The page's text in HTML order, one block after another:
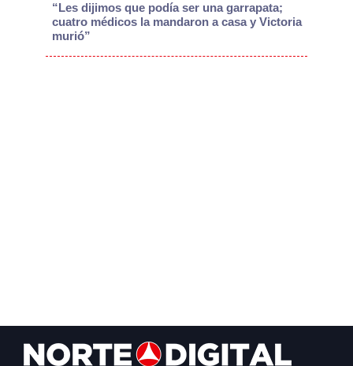
“Les dijimos que podía ser una garrapata;
cuatro médicos la mandaron a casa y Victoria
murió”
Footer